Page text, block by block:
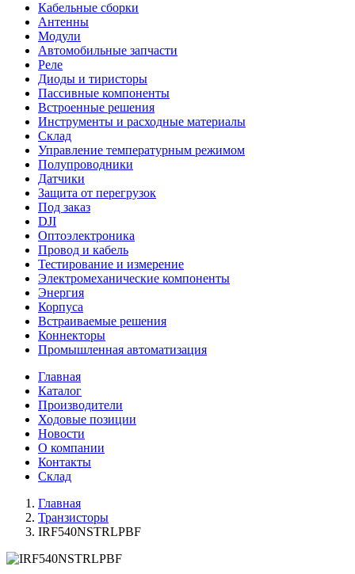
Кабельные сборки
Антенны
Модули
Автомобильные запчасти
Реле
Диоды и тиристоры
Пассивные компоненты
Встроенные решения
Инструменты и расходные материалы
Склад
Управление температурным режимом
Полупроводники
Датчики
Защита от перегрузок
Под заказ
DJI
Оптоэлектроника
Провод и кабель
Тестирование и измерение
Электромеханические компоненты
Энергия
Корпуса
Встраиваемые решения
Коннекторы
Промышленная автоматизация
Главная
Каталог
Производители
Ходовые позиции
Новости
О компании
Контакты
Склад
Главная
Транзисторы
IRF540NSTRLPBF